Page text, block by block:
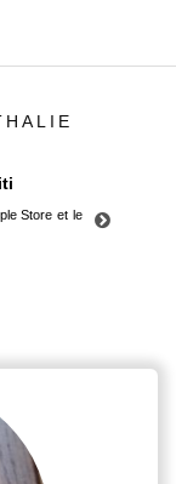
Store et le